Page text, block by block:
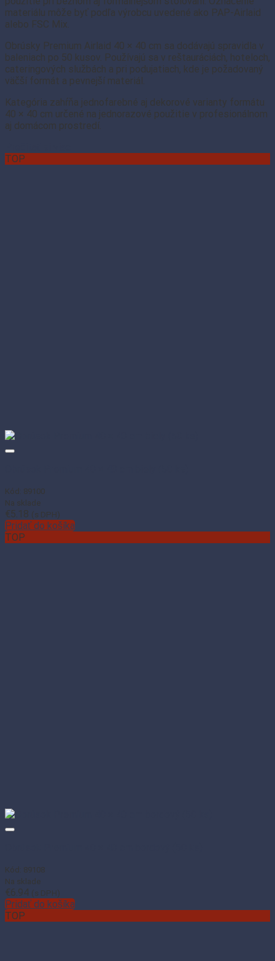
materiálu môže byť podľa výrobcu uvedené ako PAP-Airlaid
alebo FSC Mix.
Obrúsky Premium Airlaid 40 × 40 cm sa dodávajú spravidla v
baleniach po 50 kusov. Používajú sa v reštauráciách, hoteloch,
cateringových službách a pri podujatiach, kde je požadovaný
väčší formát a pevnejší materiál.
Kategória zahŕňa jednofarebné aj dekorové varianty formátu
40 × 40 cm určené na jednorazové použitie v profesionálnom
aj domácom prostredí.
TOP
Kód: 89100
Na sklade
€5.18 (s DPH)
Pridať do košíka
TOP
Kód: 89108
Na sklade
€6.94 (s DPH)
Pridať do košíka
TOP